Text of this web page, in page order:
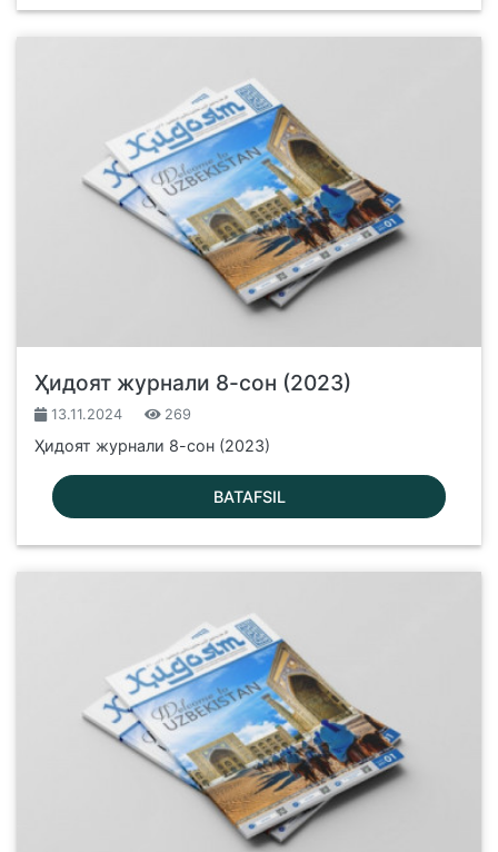
Ҳидоят журнали 8-сон (2023)
13.11.2024 269
Ҳидоят журнали 8-сон (2023)
BATAFSIL